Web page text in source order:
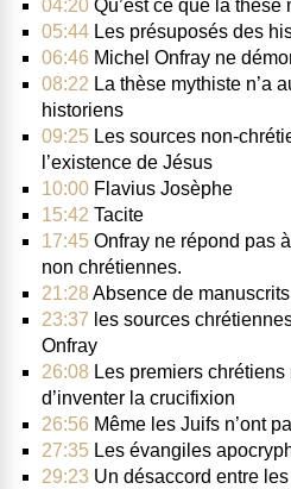
04:20 Qu’est ce que la thèse
05:44 Les présuposés des
06:46 Michel Onfray ne
08:22 La thèse mythiste n’a
historiens
09:25 Les sources non-
l’existence de Jésus
10:00 Flavius Josèphe
15:42 Tacite
17:45 Onfray ne répond pas
non chrétiennes.
21:28 Absence de
23:37 les sources
Onfray
26:08 Les premiers chrétiens
d’inventer la crucifixion
26:56 Même les Juifs n’ont
27:35 Les évangiles
29:23 Un désaccord entre